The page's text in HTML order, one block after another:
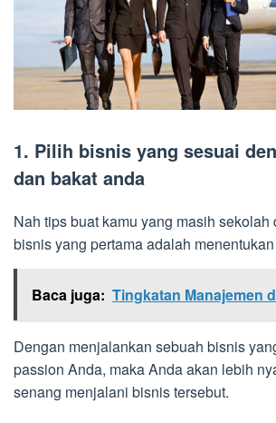
1. Pilih bisnis yang sesuai
dan bakat anda
Nah tips buat kamu yang masih sekolah
bisnis yang pertama adalah
Baca juga: Tingkatan Manajemen
Dengan menjalankan sebuah bisnis
passion Anda, maka Anda akan lebih
senang menjalani bisnis tersebut.